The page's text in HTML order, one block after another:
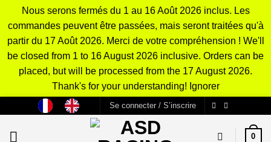
Nous serons fermés du 1 au 16 Août 2026 inclus. Les
commandes peuvent être passées, mais seront traitées qu'à
partir du 17 Août 2026. Merci de votre compréhension ! We'll
be closed from 1 to 16 August 2026 inclusive. Orders can be
placed, but will be processed from the 17 August 2026.
Thank's for your understanding! Ignorer
contenu
Se connecter / S’inscrire
0